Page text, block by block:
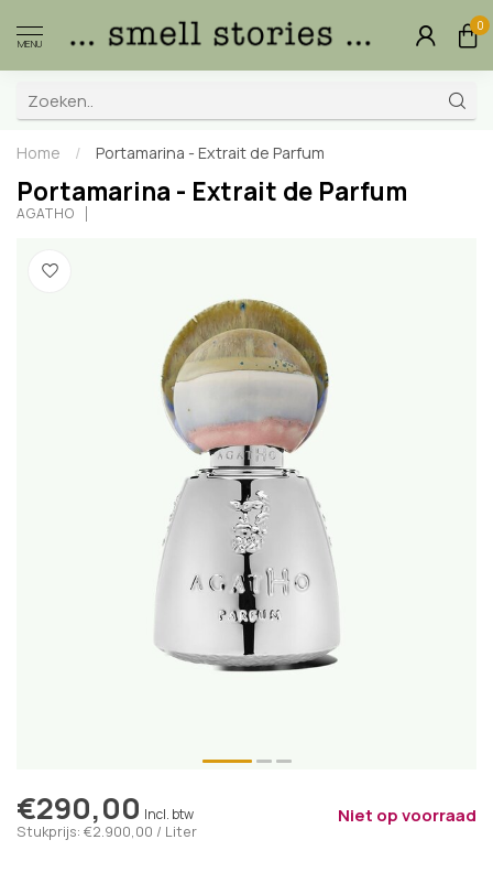
MENU
0
Home / Portamarina - Extrait de Parfum
Portamarina - Extrait de Parfum
AGATHO
€290,00 Incl. btw
Stukprijs: €2.900,00 / Liter
Niet op voorraad